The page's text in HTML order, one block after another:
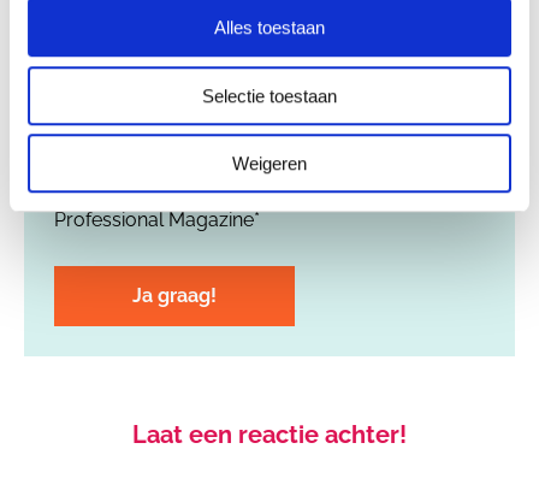
Alles toestaan
Selectie toestaan
Weigeren
*
Ja, ik abonneer me op het Human Design
Professional Magazine*
Laat een reactie achter!